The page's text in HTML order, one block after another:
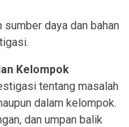
daya dan bahan
Kelompok
tentang masalah
dalam kelompok.
dan umpan balik